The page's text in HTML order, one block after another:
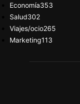
Economía353
Salud302
Viajes/ocio265
Marketing113